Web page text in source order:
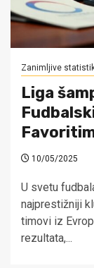
Zanimljive
Liga
10/05/2025
U svetu
najprestižniji
timovi iz
rezultata,...